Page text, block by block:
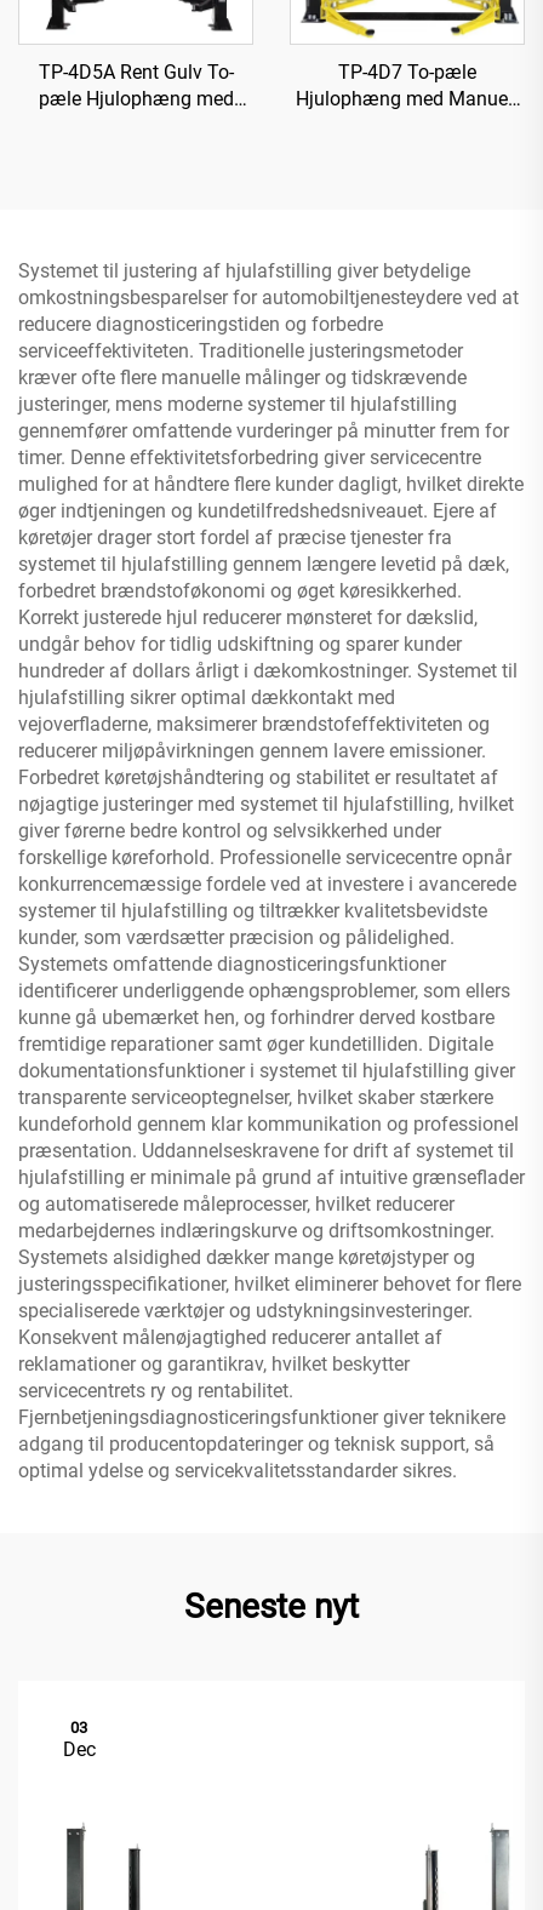
TP-4D5A Rent Gulv To-
pæle Hjulophæng med
TP-4D7 To-pæle
Hjulophæng med Manuelt
Systemet til justering af hjulafstilling giver betydelige
omkostningsbesparelser for automobiltjenesteydere ved at
reducere diagnosticeringstiden og forbedre
serviceeffektiviteten. Traditionelle justeringsmetoder
kræver ofte flere manuelle målinger og tidskrævende
justeringer, mens moderne systemer til hjulafstilling
gennemfører omfattende vurderinger på minutter frem for
timer. Denne effektivitetsforbedring giver servicecentre
mulighed for at håndtere flere kunder dagligt, hvilket direkte
øger indtjeningen og kundetilfredshedsniveauet. Ejere af
køretøjer drager stort fordel af præcise tjenester fra
systemet til hjulafstilling gennem længere levetid på dæk,
forbedret brændstoføkonomi og øget køresikkerhed.
Korrekt justerede hjul reducerer mønsteret for dækslid,
undgår behov for tidlig udskiftning og sparer kunder
hundreder af dollars årligt i dækomkostninger. Systemet til
hjulafstilling sikrer optimal dækkontakt med
vejoverfladerne, maksimerer brændstofeffektiviteten og
reducerer miljøpåvirkningen gennem lavere emissioner.
Forbedret køretøjshåndtering og stabilitet er resultatet af
nøjagtige justeringer med systemet til hjulafstilling, hvilket
giver førerne bedre kontrol og selvsikkerhed under
forskellige køreforhold. Professionelle servicecentre opnår
konkurrencemæssige fordele ved at investere i avancerede
systemer til hjulafstilling og tiltrækker kvalitetsbevidste
kunder, som værdsætter præcision og pålidelighed.
Systemets omfattende diagnosticeringsfunktioner
identificerer underliggende ophængsproblemer, som ellers
kunne gå ubemærket hen, og forhindrer derved kostbare
fremtidige reparationer samt øger kundetilliden. Digitale
dokumentationsfunktioner i systemet til hjulafstilling giver
transparente serviceoptegnelser, hvilket skaber stærkere
kundeforhold gennem klar kommunikation og professionel
præsentation. Uddannelseskravene for drift af systemet til
hjulafstilling er minimale på grund af intuitive grænseflader
og automatiserede måleprocesser, hvilket reducerer
medarbejdernes indlæringskurve og driftsomkostninger.
Systemets alsidighed dækker mange køretøjstyper og
justeringsspecifikationer, hvilket eliminerer behovet for flere
specialiserede værktøjer og udstykningsinvesteringer.
Konsekvent målenøjagtighed reducerer antallet af
reklamationer og garantikrav, hvilket beskytter
servicecentrets ry og rentabilitet.
Fjernbetjeningsdiagnosticeringsfunktioner giver teknikere
adgang til producentopdateringer og teknisk support, så
optimal ydelse og servicekvalitetsstandarder sikres.
Seneste nyt
03
Dec